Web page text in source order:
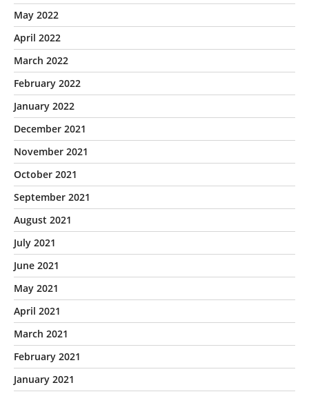
May 2022
April 2022
March 2022
February 2022
January 2022
December 2021
November 2021
October 2021
September 2021
August 2021
July 2021
June 2021
May 2021
April 2021
March 2021
February 2021
January 2021